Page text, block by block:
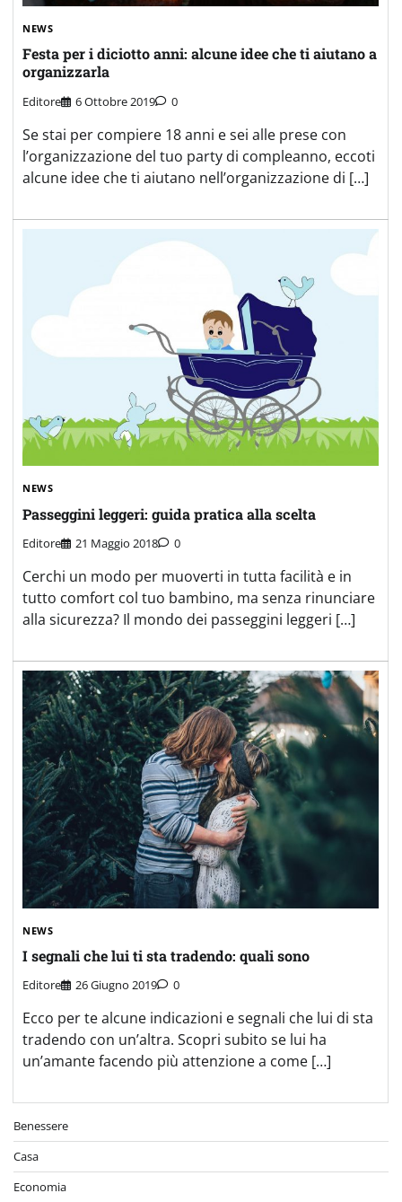
NEWS
Festa per i diciotto anni: alcune idee che ti aiutano a
organizzarla
Editore 6 Ottobre 2019 0
Se stai per compiere 18 anni e sei alle prese con
l’organizzazione del tuo party di compleanno, eccoti
alcune idee che ti aiutano nell’organizzazione di […]
NEWS
Passeggini leggeri: guida pratica alla scelta
Editore 21 Maggio 2018 0
Cerchi un modo per muoverti in tutta facilità e in
tutto comfort col tuo bambino, ma senza rinunciare
alla sicurezza? Il mondo dei passeggini leggeri […]
NEWS
I segnali che lui ti sta tradendo: quali sono
Editore 26 Giugno 2019 0
Ecco per te alcune indicazioni e segnali che lui di sta
tradendo con un’altra. Scopri subito se lui ha
un’amante facendo più attenzione a come […]
Benessere
Casa
Economia